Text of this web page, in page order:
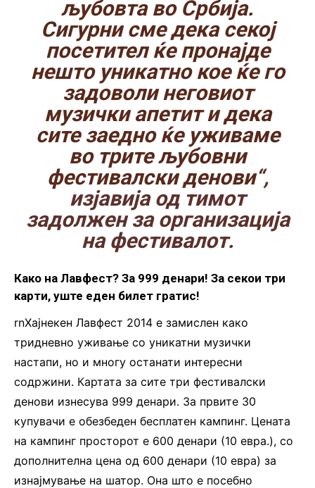
љубовта во Србија.
Сигурни сме дека секој
посетител ќе пронајде
нешто уникатно кое ќе го
задоволи неговиот
музички апетит и дека
сите заедно ќе уживаме
во трите љубовни
фестивалски денови“,
изјавија од тимот
задолжен за организација
на фестивалот.
Како на Лавфест? За 999 денари! За секои три
карти, уште еден билет гратис!
rnХајнекен Лавфест 2014 е замислен како
тридневно уживање со уникатни музички
настапи, но и многу останати интересни
содржини. Картата за сите три фестивалски
денови изнесува 999 денари. За првите 30
купувачи е обезбеден бесплатен кампинг. Цената
на кампинг просторот е 600 денари (10 евра.), со
дополнителна цена од 600 денари (10 евра) за
изнајмување на шатор. Она што е посебно